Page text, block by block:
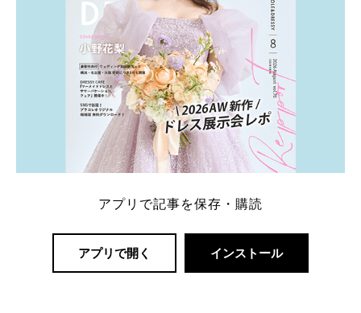
アプリで記事を保存・購読
アプリで開く インストール